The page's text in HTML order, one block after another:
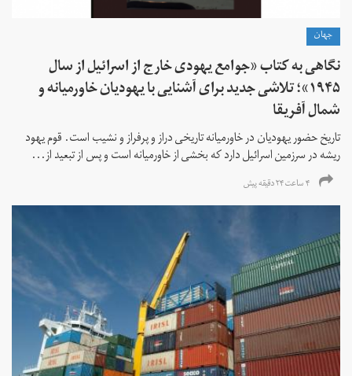
جهان
نگاهی به کتاب «جوامع یهودی خارج از اسرائیل از سال
۱۹۴۵»؛ تلاشی جدید برای آشنایی با یهودیان خاورمیانه و
شمال آفریقا
تاریخ حضور یهودیان در خاورمیانه تاریخی دراز و پرفراز و نشیب است. قوم یهود
ریشه در سرزمین اسرائیل دارد که بخشی از خاورمیانه است و پس از تبعید از...
۴ ساعت ۲۴ دقیقه پیش